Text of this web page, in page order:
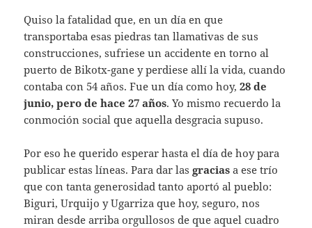
Quiso la fatalidad que, en un día en que
transportaba esas piedras tan llamativas de sus
construcciones, sufriese un accidente en torno al
puerto de Bikotx-gane y perdiese allí la vida, cuando
contaba con 54 años. Fue un día como hoy,28 de
junio, pero de hace 27 años. Yo mismo recuerdo la
conmoción social que aquella desgracia supuso.
Por eso he querido esperar hasta el día de hoy para
publicar estas líneas. Para dar lasgraciasa ese trío
que con tanta generosidad tanto aportó al pueblo:
Biguri, Urquijo y Ugarriza que hoy, seguro, nos
miran desde arriba orgullosos de que aquel cuadro